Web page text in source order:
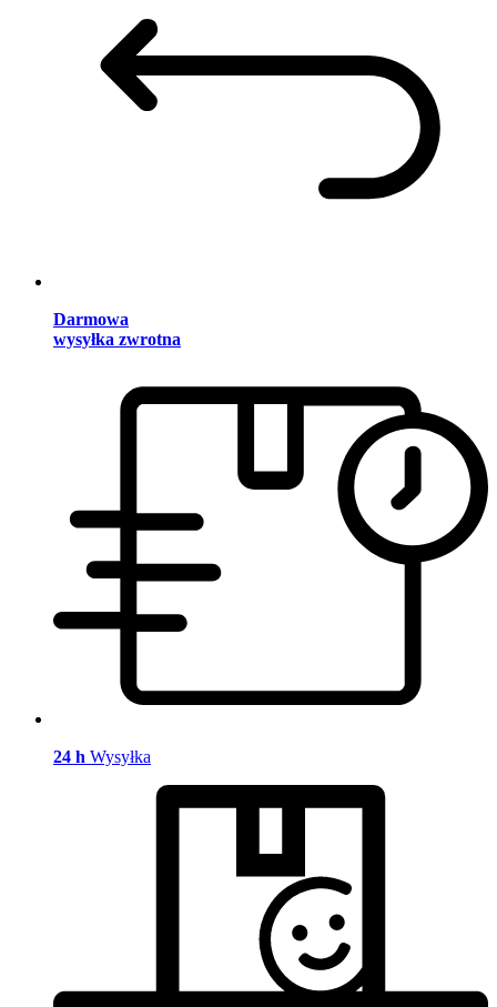
Darmowa
wysyłka zwrotna
24 h Wysyłka